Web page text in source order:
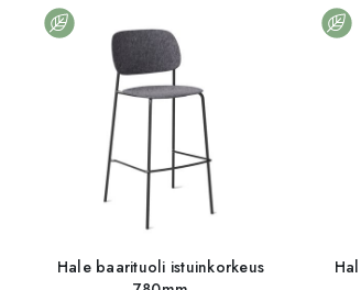
Hale baarituoli istuinkorkeus